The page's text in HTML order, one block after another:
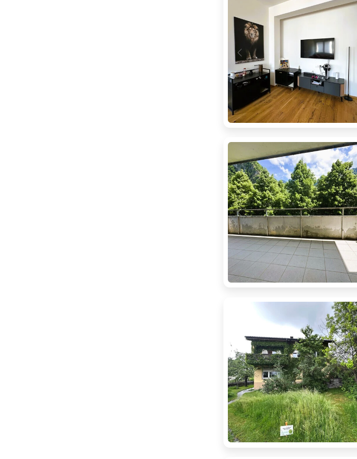
Sparkassen Real Immobilien
Maximilian Simma, MBA - Immobilienmakler
T +43(0)5 0100 - 26547
maximilian.simma@sreal.at
Sparkassenplatz 1
6700 Bludenz